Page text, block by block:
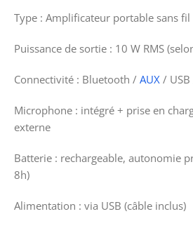
Type : Amplificateur portable sans fil
Puissance de sortie : 10 W RMS
Connectivité : Bluetooth / AUX / USB
Microphone : intégré + prise en
externe
Batterie : rechargeable, autonomie
8h)
Alimentation : via USB (câble inclus)